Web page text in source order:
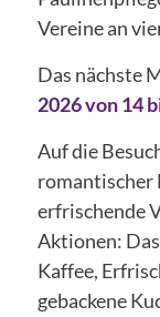
Vereine an
Das nächste
2026 von 14
Auf die
romantischer
erfrischende
Aktionen:
Kaffee,
gebackene